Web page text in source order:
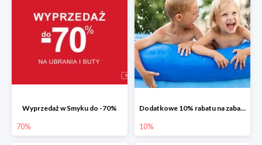
Wyprzedaż w Smyku do -70%
70%
Dodatkowe 10% rabatu na zabawki ogrodowe i baseny
10%